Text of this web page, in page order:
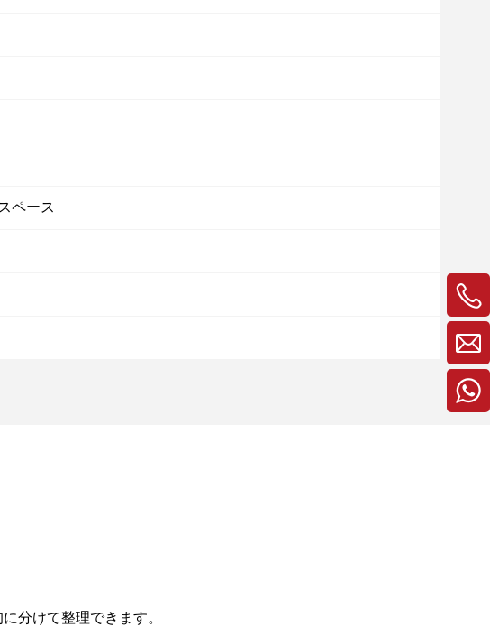
ペース
分けて整理できます。